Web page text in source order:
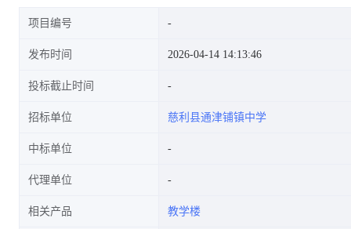
项目编号
发布时间 2026-04-14 14:13:46
投标截止时间
招标单位 慈利县通津铺镇中学
中标单位
代理单位
相关产品 教学楼